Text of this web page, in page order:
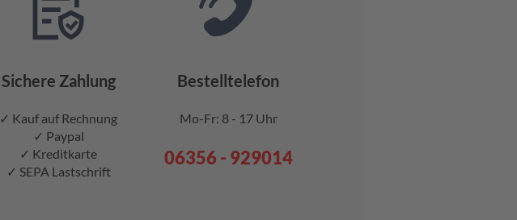
Sichere Zahlung
✓ Kauf auf Rechnung
✓ Paypal
✓ Kreditkarte
✓ SEPA Lastschrift
Bestelltelefon
Mo-Fr: 8 - 17 Uhr
06356 - 929014